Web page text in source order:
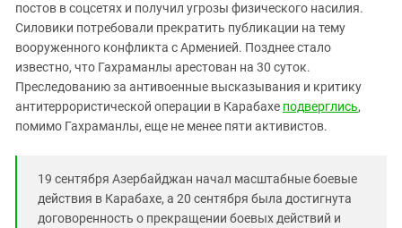
Российская Федерация
Ростовская область
Северная Осетия - Алания
СКФО
Ставропольский край
Южная Осетия
Южный Кавказ
постов в соцсетях и получил угрозы физического насилия.
Силовики потребовали прекратить публикации на тему
вооруженного конфликта с Арменией. Позднее стало
известно, что Гахраманлы арестован на 30 суток.
Преследованию за антивоенные высказывания и критику
антитеррористической операции в Карабахе подверглись,
помимо Гахраманлы, еще не менее пяти активистов.
19 сентября Азербайджан начал масштабные боевые
действия в Карабахе, а 20 сентября была достигнута
договоренность о прекращении боевых действий и